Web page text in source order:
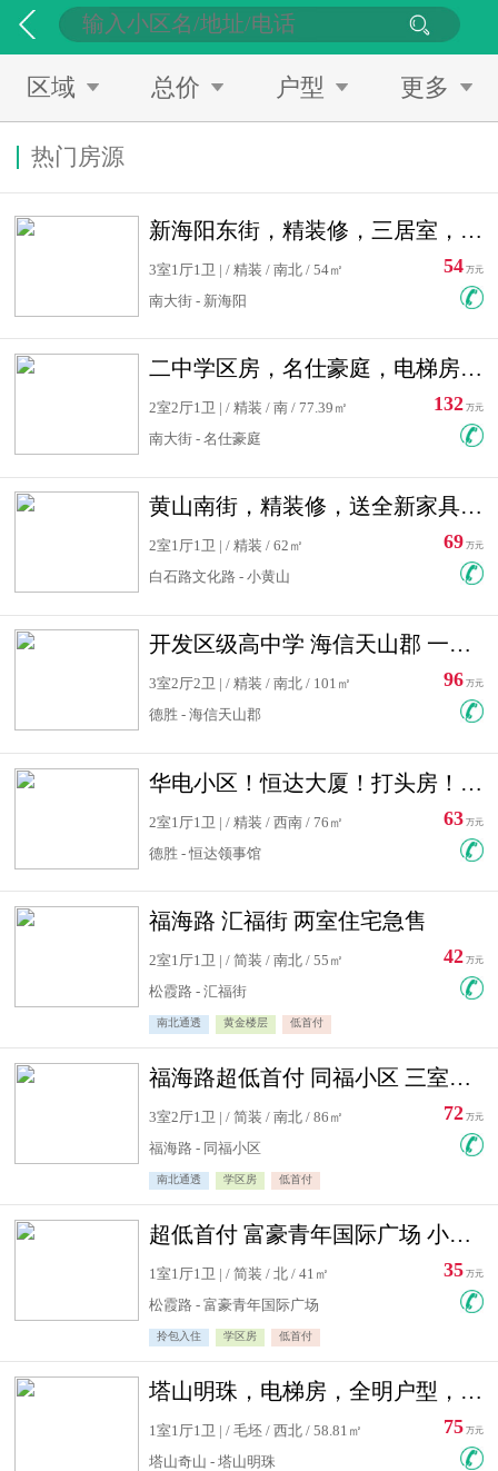
区域 总价 户型 更多
热门房源
新海阳东街，精装修，三居室，南北通透，拎包入住，单价低
3室1厅1卫 | / 精装 / 南北 / 54㎡
南大街 - 新海阳
54 万元
二中学区房，名仕豪庭，电梯房，双南卧室，单价低，急售
2室2厅1卫 | / 精装 / 南 / 77.39㎡
南大街 - 名仕豪庭
132 万元
黄山南街，精装修，送全新家具，看房有钥匙，实用面积大
2室1厅1卫 | / 精装 / 62㎡
白石路文化路 - 小黄山
69 万元
开发区级高中学 海信天山郡 一手合同没有税！ 送车位
3室2厅2卫 | / 精装 / 南北 / 101㎡
德胜 - 海信天山郡
96 万元
华电小区！恒达大厦！打头房！精装修！可低首付！随时看房！
2室1厅1卫 | / 精装 / 西南 / 76㎡
德胜 - 恒达领事馆
63 万元
福海路 汇福街 两室住宅急售
2室1厅1卫 | / 简装 / 南北 / 55㎡
松霞路 - 汇福街
南北通透 黄金楼层 低首付
42 万元
福海路超低首付 同福小区 三室住宅急售
3室2厅1卫 | / 简装 / 南北 / 86㎡
福海路 - 同福小区
南北通透 学区房 低首付
72 万元
超低首付 富豪青年国际广场 小高层住宅急售
1室1厅1卫 | / 简装 / 北 / 41㎡
松霞路 - 富豪青年国际广场
拎包入住 学区房 低首付
35 万元
塔山明珠，电梯房，全明户型，视野好，毛坯房，看房有钥匙
1室1厅1卫 | / 毛坯 / 西北 / 58.81㎡
塔山奇山 - 塔山明珠
75 万元